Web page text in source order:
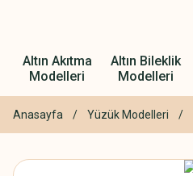
Altın Akıtma
Modelleri
Altın Bileklik
Modelleri
Anasayfa Yüzük Modelleri